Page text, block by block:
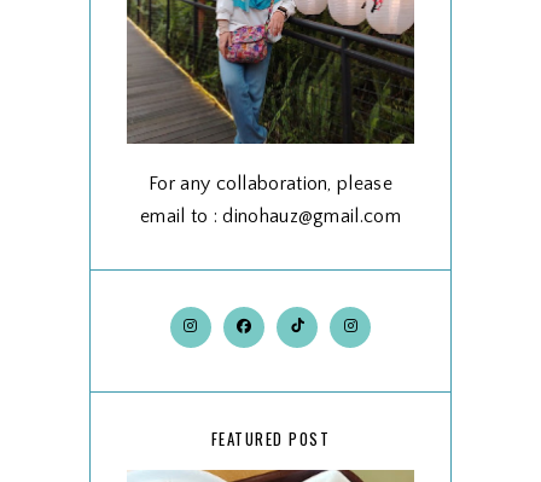
For any collaboration, please
email to : dinohauz@gmail.com
FEATURED POST